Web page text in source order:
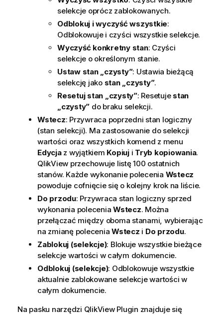
selekcje oprócz zablokowanych.
Odblokuj i wyczyść wszystkie:
Odblokowuje i czyści wszystkie selekcje.
Wyczyść konkretny stan: Czyści
selekcje o określonym stanie.
Ustaw stan „czysty”: Ustawia bieżącą
selekcję jako stan „czysty”.
Resetuj stan „czysty”: Resetuje stan
„czysty” do braku selekcji.
Wstecz: Przywraca poprzedni stan logiczny
(stan selekcji). Ma zastosowanie do selekcji
wartości oraz wszystkich komend z menu
Edycjaz wyjątkiem Kopiuji Tryb kopiowania.
QlikView przechowuje listę 100 ostatnich
stanów. Każde wykonanie polecenia Wstecz
powoduje cofnięcie się o kolejny krok na liście.
Do przodu: Przywraca stan logiczny sprzed
wykonania polecenia Wstecz. Można
przełączać między oboma stanami, wybierając
na zmianę polecenia Wstecz i Do przodu.
Zablokuj (selekcje): Blokuje wszystkie bieżące
selekcje wartości w całym dokumencie.
Odblokuj (selekcje): Odblokowuje wszystkie
aktualnie zablokowane selekcje wartości w
całym dokumencie.
Na pasku narzędzi QlikView Plugin znajduje się